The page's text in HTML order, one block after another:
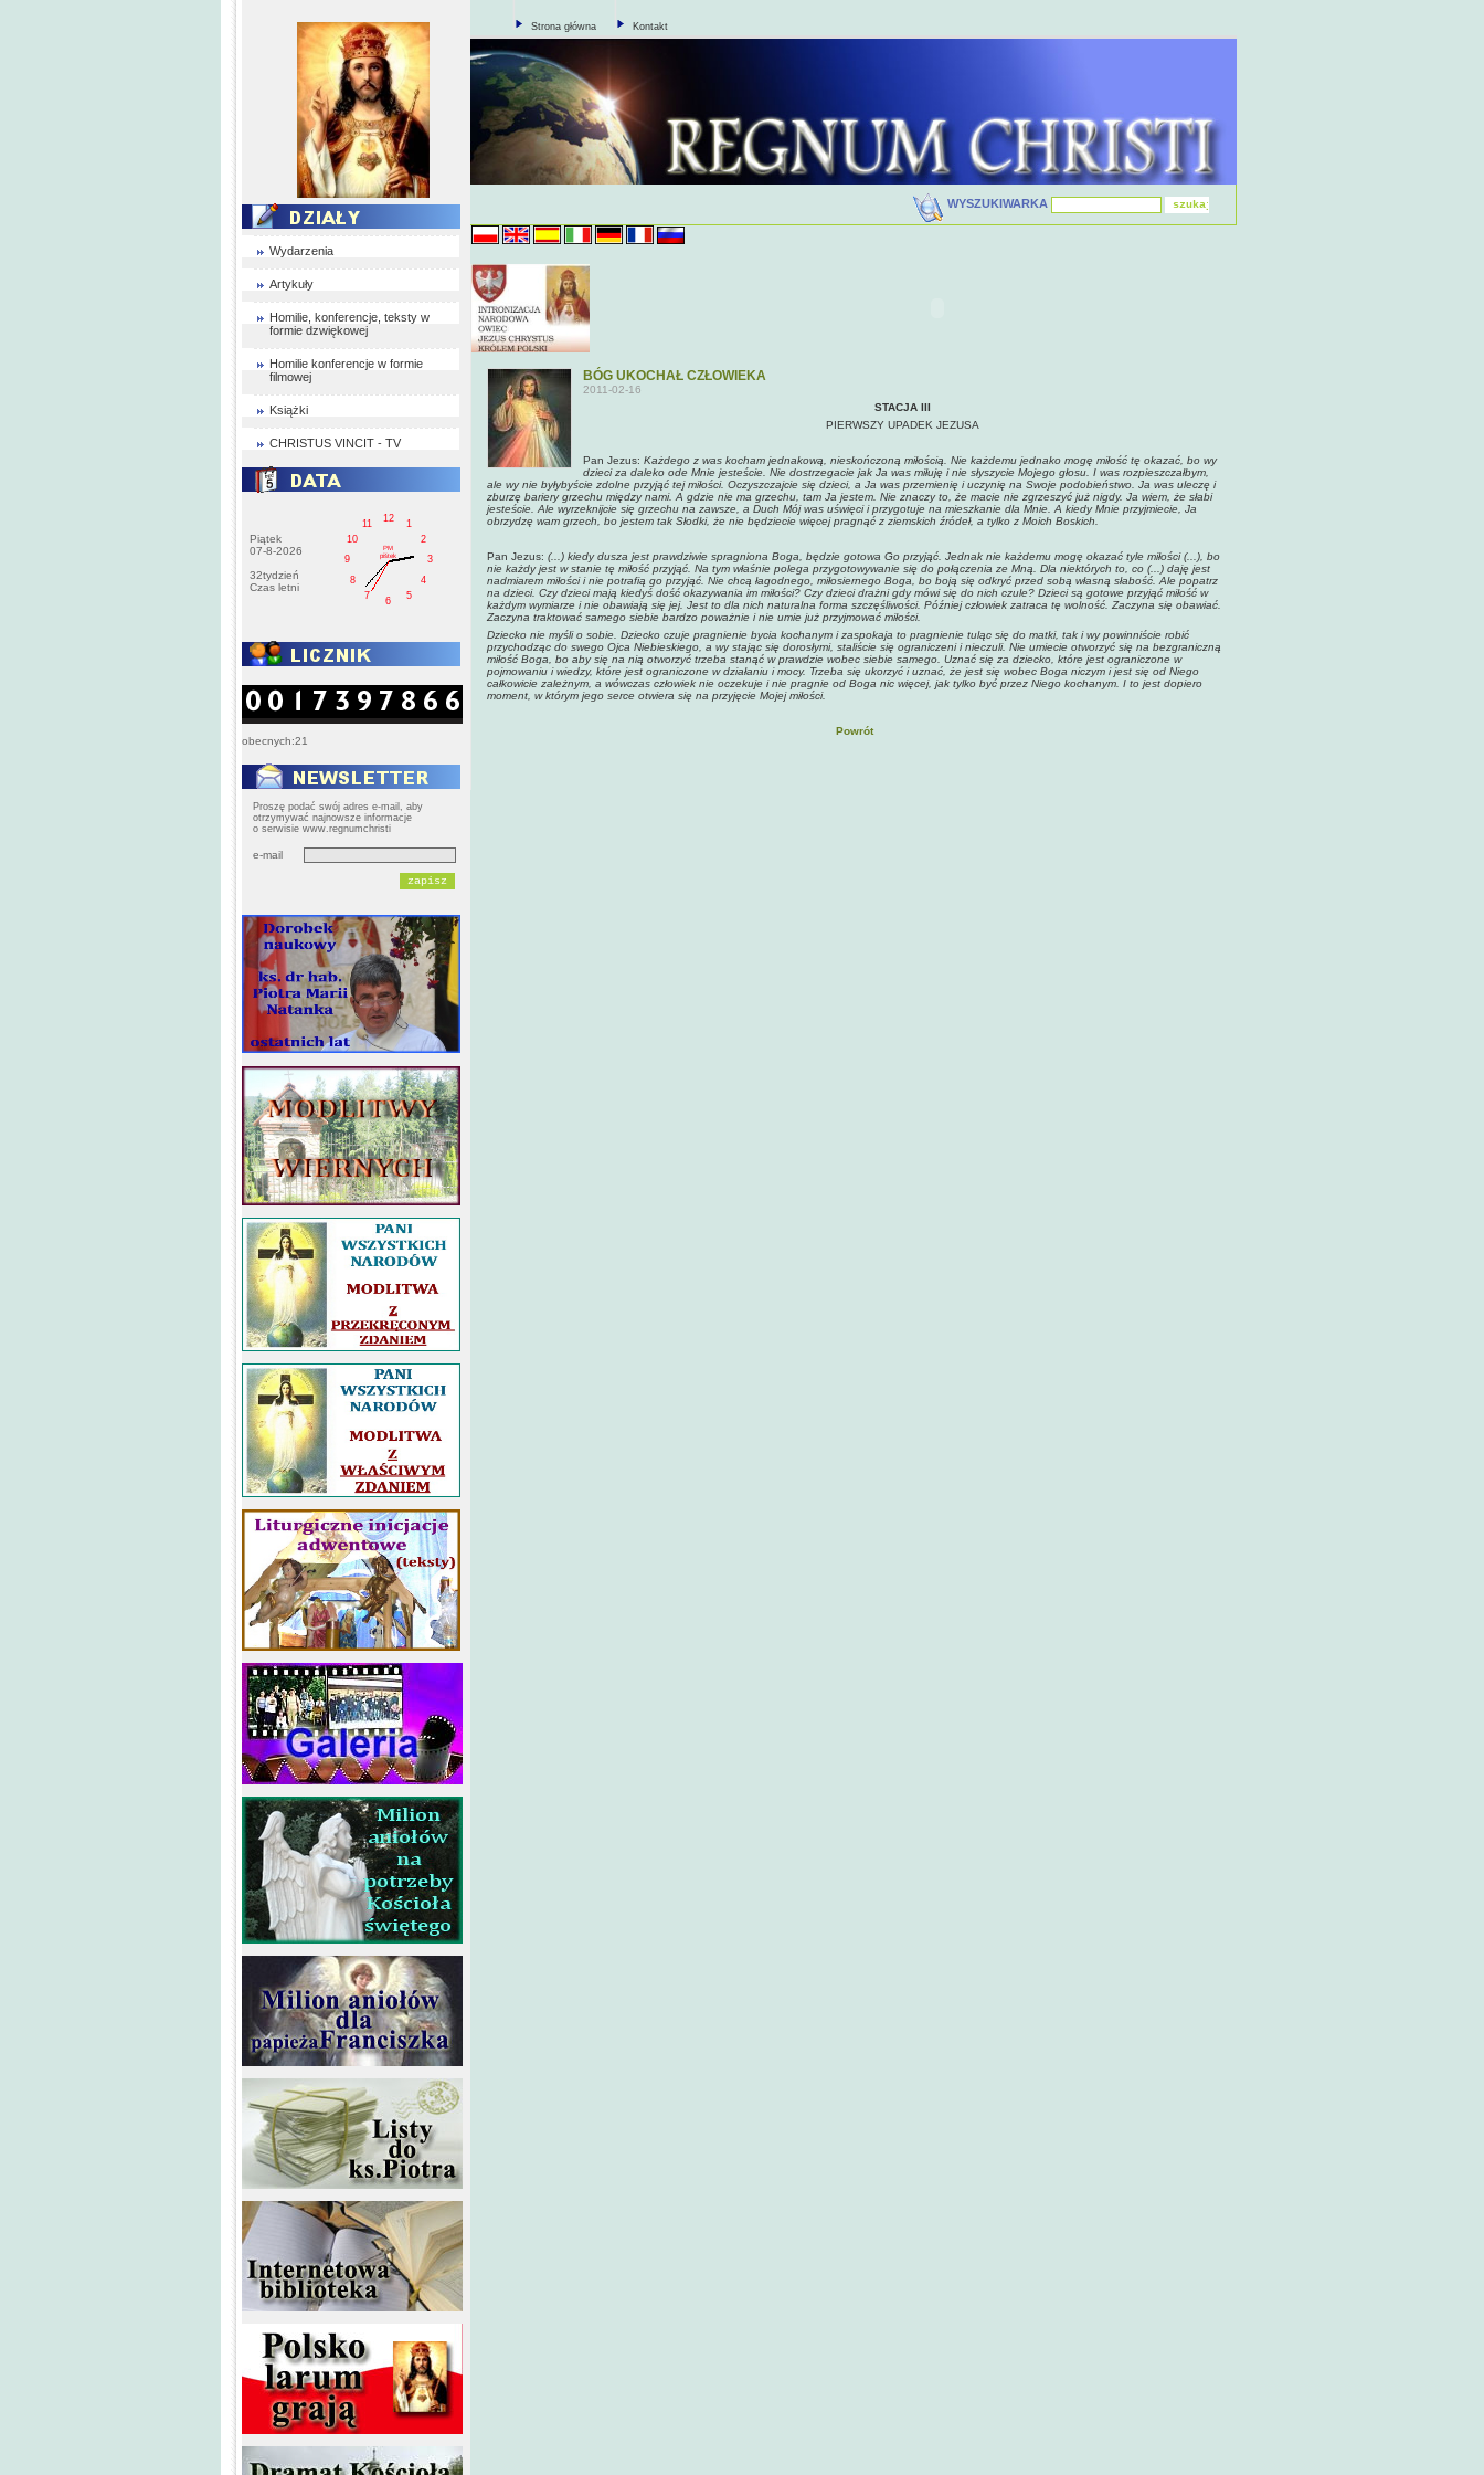
Wydarzenia
Artykuły
Homilie, konferencje, teksty w
formie dzwiękowej
Homilie konferencje w formie
filmowej
Książki
CHRISTUS VINCIT - TV
Piątek
07-8-2026
32tydzień
Czas letni
1
2
3
4
5
6
7
8
9
10
11
12
PM
pištek
obecnych:21
Proszę podać swój adres e-mail, aby
otrzymywać najnowsze informacje
o serwisie www.regnumchristi
e-mail
Strona główna Kontakt
WYSZUKIWARKA
BÓG UKOCHAŁ CZŁOWIEKA
2011-02-16
STACJA III
PIERWSZY UPADEK JEZUSA
Pan Jezus: Każdego z was kocham jednakową, nieskończoną miłością. Nie każdemu jednako mogę miłość tę okazać, bo wy
dzieci za daleko ode Mnie jesteście. Nie dostrzegacie jak Ja was miłuję i nie słyszycie Mojego głosu. I was rozpieszczałbym,
ale wy nie byłybyście zdolne przyjąć tej miłości. Oczyszczajcie się dzieci, a Ja was przemienię i uczynię na Swoje podobieństwo. Ja was uleczę i
zburzę bariery grzechu między nami. A gdzie nie ma grzechu, tam Ja jestem. Nie znaczy to, że macie nie zgrzeszyć już nigdy. Ja wiem, że słabi
jesteście. Ale wyrzeknijcie się grzechu na zawsze, a Duch Mój was uświęci i przygotuje na mieszkanie dla Mnie. A kiedy Mnie przyjmiecie, Ja
obrzydzę wam grzech, bo jestem tak Słodki, że nie będziecie więcej pragnąć z ziemskich źródeł, a tylko z Moich Boskich.
Pan Jezus: (...) kiedy dusza jest prawdziwie spragniona Boga, będzie gotowa Go przyjąć. Jednak nie każdemu mogę okazać tyle miłości (...), bo
nie każdy jest w stanie tę miłość przyjąć. Na tym właśnie polega przygotowywanie się do połączenia ze Mną. Dla niektórych to, co (...) daję jest
nadmiarem miłości i nie potrafią go przyjąć. Nie chcą łagodnego, miłosiernego Boga, bo boją się odkryć przed sobą własną słabość. Ale popatrz
na dzieci. Czy dzieci mają kiedyś dość okazywania im miłości? Czy dzieci drażni gdy mówi się do nich czule? Dzieci są gotowe przyjąć miłość w
każdym wymiarze i nie obawiają się jej. Jest to dla nich naturalna forma szczęśliwości. Później człowiek zatraca tę wolność. Zaczyna się obawiać.
Zaczyna traktować samego siebie bardzo poważnie i nie umie już przyjmować miłości.
Dziecko nie myśli o sobie. Dziecko czuje pragnienie bycia kochanym i zaspokaja to pragnienie tuląc się do matki, tak i wy powinniście robić
przychodząc do swego Ojca Niebieskiego, a wy stając się dorosłymi, staliście się ograniczeni i nieczuli. Nie umiecie otworzyć się na bezgraniczną
miłość Boga, bo aby się na nią otworzyć trzeba stanąć w prawdzie wobec siebie samego. Uznać się za dziecko, które jest ograniczone w
pojmowaniu i wiedzy, które jest ograniczone w działaniu i mocy. Trzeba się ukorzyć i uznać, że jest się wobec Boga niczym i jest się od Niego
całkowicie zależnym, a wówczas człowiek nie oczekuje i nie pragnie od Boga nic więcej, jak tylko być przez Niego kochanym. I to jest dopiero
moment, w którym jego serce otwiera się na przyjęcie Mojej miłości.
Powrót